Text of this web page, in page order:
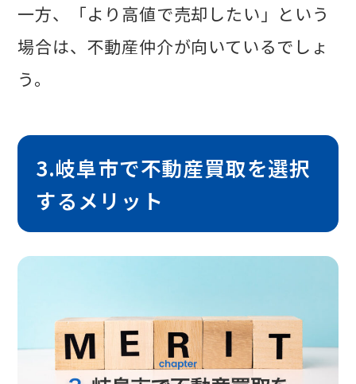
一方、「より高値で売却したい」という
場合は、不動産仲介が向いているでしょ
う。
3.岐阜市で不動産買取を選択
するメリット